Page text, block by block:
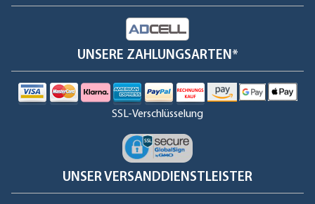
UNSERE ZAHLUNGSARTEN*
SSL-Verschlüsselung
UNSER VERSANDDIENSTLEISTER